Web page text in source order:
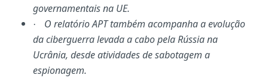
governamentais na UE.
·
O relatório APT também acompanha a evolução
da ciberguerra levada a cabo pela Rússia na
Ucrânia, desde atividades de sabotagem a
espionagem.